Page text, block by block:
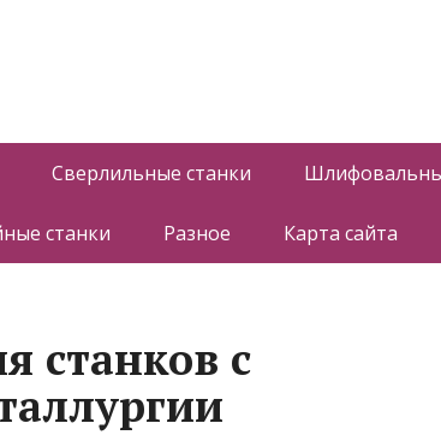
Сверлильные станки
станки Разное Карта сайта
станков с